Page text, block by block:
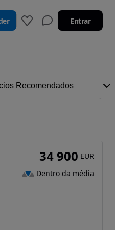
Entrar
34 900 EUR
Dentro da média